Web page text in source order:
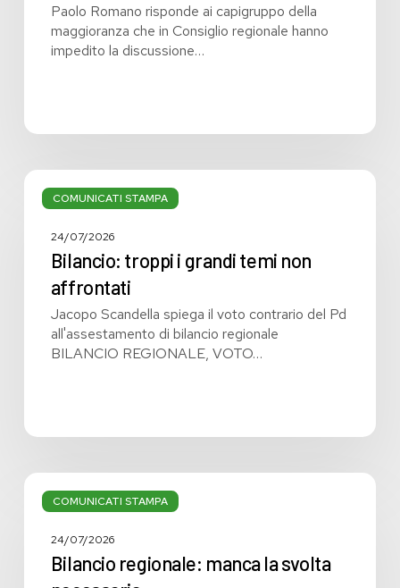
Paolo Romano risponde ai capigruppo della
maggioranza che in Consiglio regionale hanno
impedito la discussione…
COMUNICATI STAMPA
Bilancio:
troppi
grandi
affrontati
24/07/2026
Bilancio: troppi i grandi temi non
affrontati
Jacopo Scandella spiega il voto contrario del Pd
all'assestamento di bilancio regionale
BILANCIO REGIONALE, VOTO…
COMUNICATI STAMPA
Bilancio
regionale:
svolta
24/07/2026
Bilancio regionale: manca la svolta